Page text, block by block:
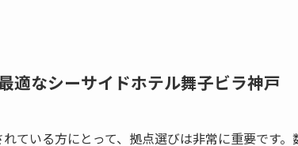
適なシーサイドホテル舞子ビラ神戸
ている方にとって、拠点選びは非常に重要です。